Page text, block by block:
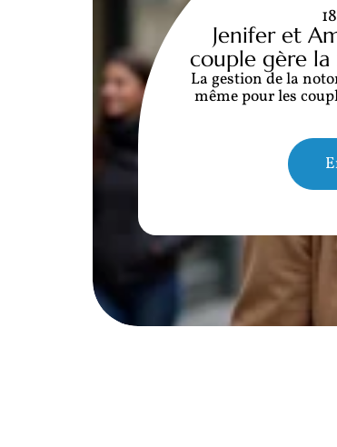
Jenifer et
couple gère
La gestion de la
même pour les